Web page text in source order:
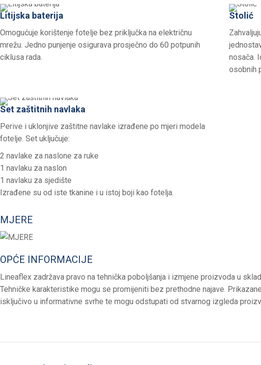
Litijska baterija
Omogućuje korištenje fotelje bez priključka na električnu
mrežu. Jedno punjenje osigurava prosječno do 60 potpunih
ciklusa rada.
Stolić
nosača.
osobnih
Set zaštitnih navlaka
Perive i uklonjive zaštitne navlake izrađene po mjeri modela
fotelje. Set uključuje:
2 navlake za naslone za ruke
1 navlaku za naslon
1 navlaku za sjedište
Izrađene su od iste tkanine i u istoj boji kao fotelja.
MJERE
OPĆE INFORMACIJE
Lineaflex zadržava pravo na tehnička poboljšanja i izmjene proizvoda u
Tehničke karakteristike mogu se promijeniti bez prethodne najave.
isključivo u informativne svrhe te mogu odstupati od stvarnog izgleda